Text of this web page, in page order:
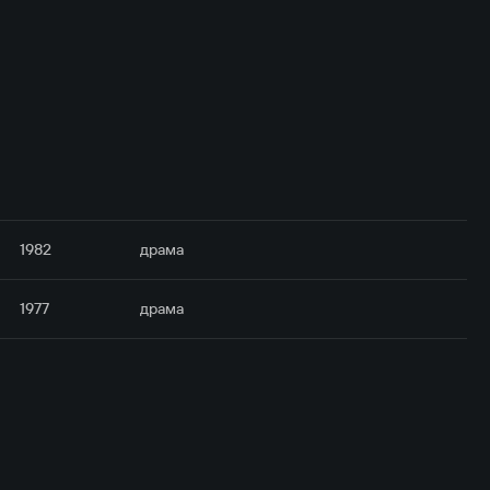
1982 драма
1977 драма